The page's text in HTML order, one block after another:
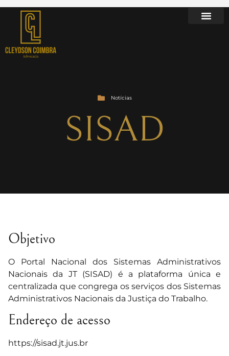
Notícias
SISAD
Objetivo
O Portal Nacional dos Sistemas Administrativos
Nacionais da JT (SISAD) é a plataforma única e
centralizada que congrega os serviços dos Sistemas
Administrativos Nacionais da Justiça do Trabalho.
Endereço de acesso
https://sisad.jt.jus.br